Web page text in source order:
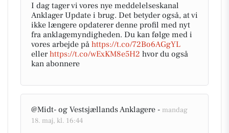
I dag tager vi vores nye meddelelseskanal
Anklager Update i brug. Det betyder også, at vi
ikke længere opdaterer denne profil med nyt
fra anklagemyndigheden. Du kan følge med i
vores arbejde på https://t.co/72Bo6AGgYL
ellerhttps://t.co/wExKM8e5H2 hvor du også
kan abonnere
@Midt- og Vestsjællands Anklagere - mandag
18. maj, kl. 16:44